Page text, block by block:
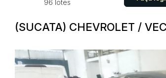
96 lotes
(SUCATA) CHEVROLET /